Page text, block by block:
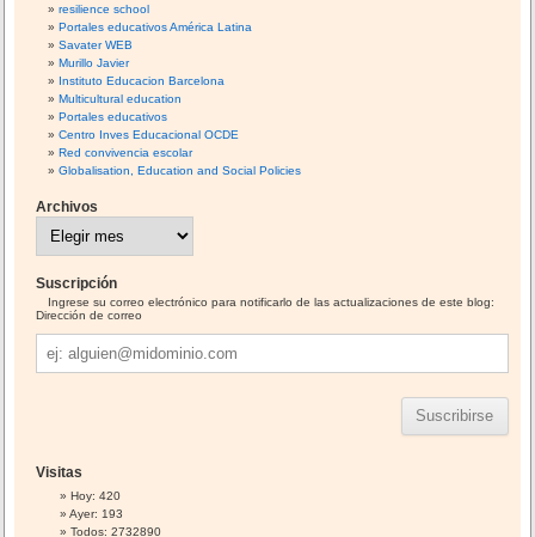
resilience school
Portales educativos América Latina
Savater WEB
Murillo Javier
Instituto Educacion Barcelona
Multicultural education
Portales educativos
Centro Inves Educacional OCDE
Red convivencia escolar
Globalisation, Education and Social Policies
Archivos
h
v
Suscripción
Ingrese su correo electrónico para notificarlo de las actualizaciones de este blog:
Dirección de correo
Dirección
de
correo
Visitas
Hoy: 420
Ayer: 193
Todos: 2732890